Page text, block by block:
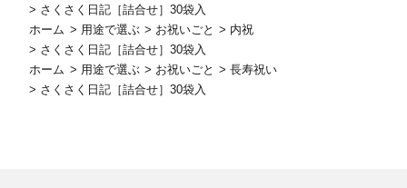
> さくさく日記［詰合せ］30袋入
ホーム > 用途で選ぶ > お祝いごと > 内祝
> さくさく日記［詰合せ］30袋入
ホーム > 用途で選ぶ > お祝いごと >長寿祝い
> さくさく日記［詰合せ］30袋入